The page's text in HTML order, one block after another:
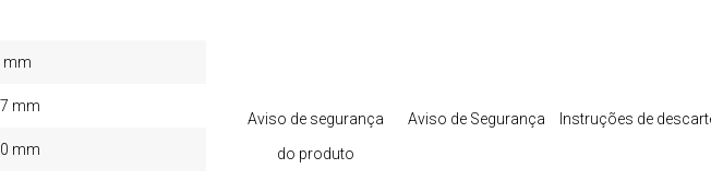
mm
mm
mm
Aviso de segurança
do produto
Aviso de Segurança Instruções de